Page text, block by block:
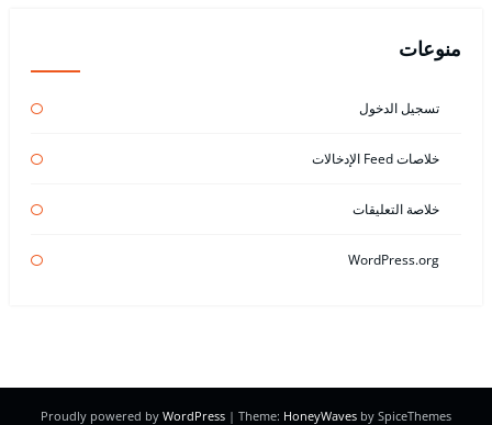
منوعات
تسجيل الدخول
خلاصات Feed الإدخالات
خلاصة التعليقات
WordPress.org
Proudly powered by WordPress | Theme: HoneyWaves by SpiceThemes